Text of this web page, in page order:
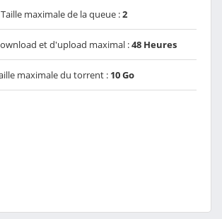
Taille maximale de la queue :2
et d'upload maximal :48 Heures
maximale du torrent : 10 Go